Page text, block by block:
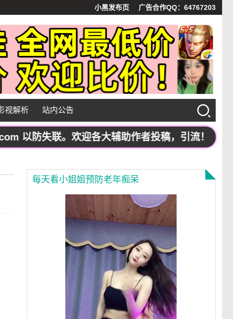
小黑发布页 广告合作QQ：64767203
视解析 站内公告
防失联。欢迎各大辅助作者投稿，引流！
每天看小姐姐预防老年痴呆